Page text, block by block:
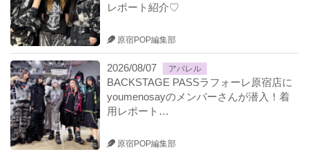
レポート紹介♡
原宿POP編集部
2026/08/07 アパレル
BACKSTAGE PASSラフォーレ原宿店に
youmenosayのメンバーさんが潜入！着
用レポート…
原宿POP編集部